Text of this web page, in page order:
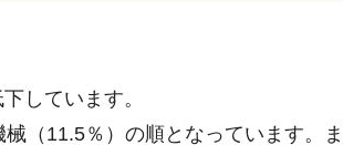
しています。
（11.5％）の順となっています。